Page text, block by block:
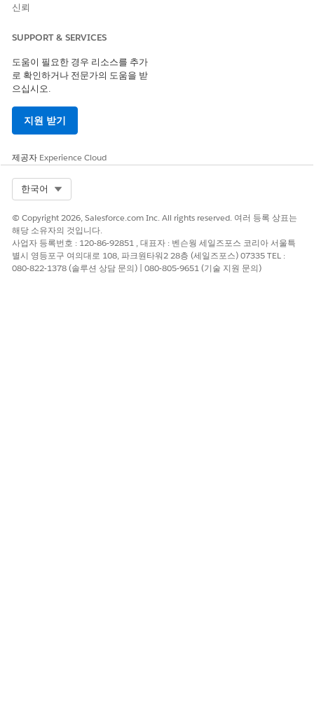
신뢰
SUPPORT & SERVICES
도움이 필요한 경우 리소스를 추가
로 확인하거나 전문가의 도움을 받
으십시오.
지원 받기
제공자 Experience Cloud
한국어
© Copyright 2026, Salesforce.com Inc. All rights reserved. 여러 등록 상표는
해당 소유자의 것입니다.
사업자 등록번호 : 120-86-92851 , 대표자 : 벤슨웡 세일즈포스 코리아 서울특
별시 영등포구 여의대로 108, 파크원타워2 28층 (세일즈포스) 07335 TEL :
080-822-1378 (솔루션 상담 문의) | 080-805-9651 (기술 지원 문의)